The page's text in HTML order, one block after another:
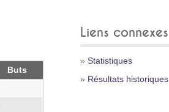
Buts
Liens connexes
» Statistiques
» Résultats historiques